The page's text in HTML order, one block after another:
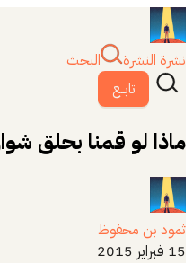
نشرة النشرة
البحث
تابــع
ماذا لو قمنا بحلق
ثمود بن محفوظ
15 فبراير 2015